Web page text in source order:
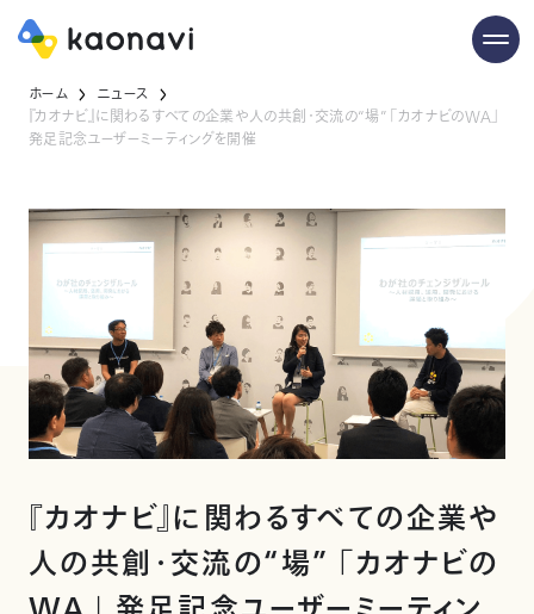
ホーム
ニュース
『カオナビ』に関わるすべての企業や人の共創・交流の“場” 「カオナビのWA」
発足記念ユーザーミーティングを開催
『カオナビ』に関わるすべての企業や
人の共創・交流の“場” 「カオナビの